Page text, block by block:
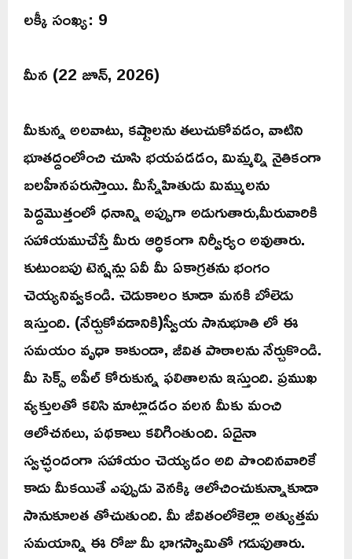
లక్కీ సంఖ్య: 9
మీన (22 జూన్, 2026)
మీకున్న అలవాటు, కష్టాలను తలుచుకోవడం, వాటిని
భూతద్దంలోంచి చూసి భయపడడం, మిమ్మల్ని నైతికంగా
బలహీనపరుస్తాయి. మీస్నేహితుడు మిమ్ములను
పెద్దమొత్తంలో ధనాన్ని అప్పుగా అడుగుతారు,మీరువారికి
సహాయముచేస్తే మీరు ఆర్ధికంగా నిర్వీర్యం అవుతారు.
కుటుంబపు టెన్షన్లు ఏవీ మీ ఏకాగ్రతను భంగం
చెయ్యనివ్వకండి. చెడుకాలం కూడా మనకి బోలెడు
ఇస్తుంది. (నేర్చుకోవడానికి)స్వీయ సానుభూతి లో ఈ
సమయం వృధా కాకుండా, జీవిత పాఠాలను నేర్చుకొండి.
మీ సెక్స్ అపీల్ కోరుకున్న ఫలితాలను ఇస్తుంది. ప్రముఖ
వ్యక్తులతో కలిసి మాట్లాడడం వలన మీకు మంచి
ఆలోచనలు, పథకాలు కలిగింతుంది. ఏదైనా
స్వచ్ఛందంగా సహాయం చెయ్యడం అది పొందినవారికే
కాదు మీకయితే ఎప్పుడు వెనక్కి ఆలోచించుకున్నాకూడా
సానుకూలత తోచుతుంది. మీ జీవితంలోకెల్లా అత్యుత్తమ
సమయాన్ని ఈ రోజు మీ భాగస్వామితో గడుపుతారు.